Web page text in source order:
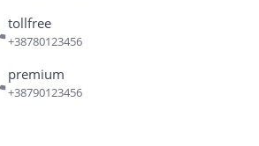
tollfree
+38780123456
premium
+38790123456